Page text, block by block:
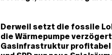
Derweil setzt die fossile
die Wärmepumpe
Gasinfrastruktur profitabel